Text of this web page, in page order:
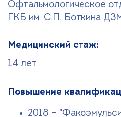
Офтальмологическое
ГКБ им. С.П. Боткина
Медицинский стаж:
14 лет
Повышение
2018 —